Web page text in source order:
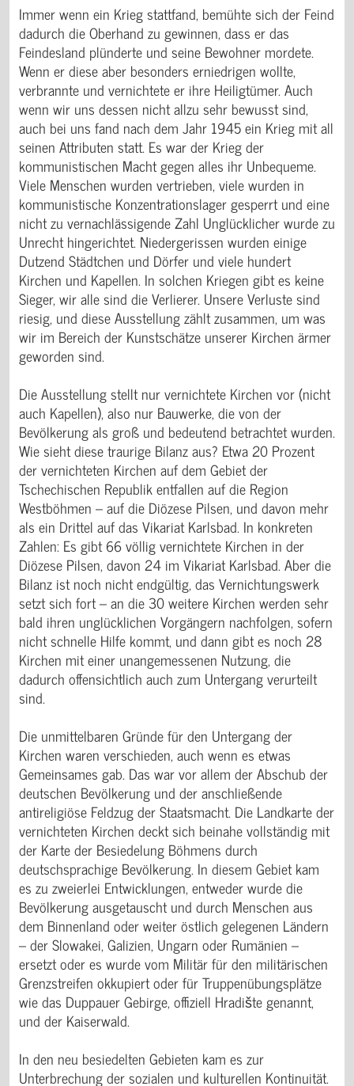
Immer wenn ein Krieg stattfand, bemühte sich der Feind
dadurch die Oberhand zu gewinnen, dass er das
Feindesland plünderte und seine Bewohner mordete.
Wenn er diese aber besonders erniedrigen wollte,
verbrannte und vernichtete er ihre Heiligtümer. Auch
wenn wir uns dessen nicht allzu sehr bewusst sind,
auch bei uns fand nach dem Jahr 1945 ein Krieg mit all
seinen Attributen statt. Es war der Krieg der
kommunistischen Macht gegen alles ihr Unbequeme.
Viele Menschen wurden vertrieben, viele wurden in
kommunistische Konzentrationslager gesperrt und eine
nicht zu vernachlässigende Zahl Unglücklicher wurde zu
Unrecht hingerichtet. Niedergerissen wurden einige
Dutzend Städtchen und Dörfer und viele hundert
Kirchen und Kapellen. In solchen Kriegen gibt es keine
Sieger, wir alle sind die Verlierer. Unsere Verluste sind
riesig, und diese Ausstellung zählt zusammen, um was
wir im Bereich der Kunstschätze unserer Kirchen ärmer
geworden sind.
Die Ausstellung stellt nur vernichtete Kirchen vor (nicht
auch Kapellen), also nur Bauwerke, die von der
Bevölkerung als groß und bedeutend betrachtet wurden.
Wie sieht diese traurige Bilanz aus? Etwa 20 Prozent
der vernichteten Kirchen auf dem Gebiet der
Tschechischen Republik entfallen auf die Region
Westböhmen – auf die Diözese Pilsen, und davon mehr
als ein Drittel auf das Vikariat Karlsbad. In konkreten
Zahlen: Es gibt 66 völlig vernichtete Kirchen in der
Diözese Pilsen, davon 24 im Vikariat Karlsbad. Aber die
Bilanz ist noch nicht endgültig, das Vernichtungswerk
setzt sich fort – an die 30 weitere Kirchen werden sehr
bald ihren unglücklichen Vorgängern nachfolgen, sofern
nicht schnelle Hilfe kommt, und dann gibt es noch 28
Kirchen mit einer unangemessenen Nutzung, die
dadurch offensichtlich auch zum Untergang verurteilt
sind.
Die unmittelbaren Gründe für den Untergang der
Kirchen waren verschieden, auch wenn es etwas
Gemeinsames gab. Das war vor allem der Abschub der
deutschen Bevölkerung und der anschließende
antireligiöse Feldzug der Staatsmacht. Die Landkarte der
vernichteten Kirchen deckt sich beinahe vollständig mit
der Karte der Besiedelung Böhmens durch
deutschsprachige Bevölkerung. In diesem Gebiet kam
es zu zweierlei Entwicklungen, entweder wurde die
Bevölkerung ausgetauscht und durch Menschen aus
dem Binnenland oder weiter östlich gelegenen Ländern
– der Slowakei, Galizien, Ungarn oder Rumänien –
ersetzt oder es wurde vom Militär für den militärischen
Grenzstreifen okkupiert oder für Truppenübungsplätze
wie das Duppauer Gebirge, offiziell Hradište genannt,
und der Kaiserwald.
In den neu besiedelten Gebieten kam es zur
Unterbrechung der sozialen und kulturellen Kontinuität.